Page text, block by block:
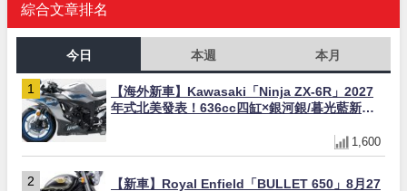
綜合文章排名
今日 本週 本月
【海外新車】Kawasaki「Ninja ZX-6R」2027
年式北美發表！636cc四缸×銀河銀/暮光藍新色
1,600
【新車】Royal Enfield「BULLET 650」8月27